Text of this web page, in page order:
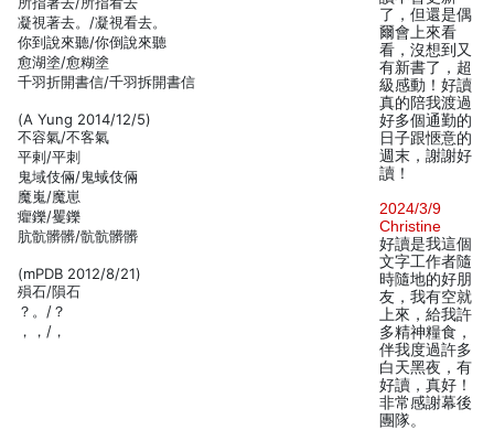
凝視著去。/凝視看去。
你到說來聽/你倒說來聽
愈湖塗/愈糊塗
千羽折開書信/千羽拆開書信
(A Yung 2014/12/5)
不容氣/不客氣
平剌/平刺
鬼域伎倆/鬼蜮伎倆
魔嵬/魔崽
癯鑠/矍鑠
肮骯髒髒/骯骯髒髒
(mPDB 2012/8/21)
殞石/隕石
？。/？
，，/，
了，但還是偶
爾會上來看
看，沒想到又
有新書了，超
級感動！好讀
真的陪我渡過
好多個通勤的
日子跟愜意的
週末，謝謝好
讀！
2024/3/9
Christine
好讀是我這個
文字工作者隨
時隨地的好朋
友，我有空就
上來，給我許
多精神糧食，
伴我度過許多
白天黑夜，有
好讀，真好！
非常感謝幕後
團隊。